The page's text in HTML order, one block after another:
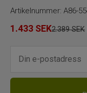
Artikelnummer: A86-
1.433 SEK2.389 SEK